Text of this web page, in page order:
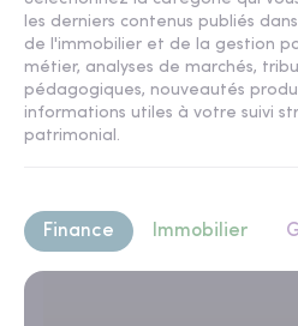
les derniers contenus publiés
de l'immobilier et de la gestion
métier, analyses de marchés,
pédagogiques, nouveautés
informations utiles à votre suivi
patrimonial.
Finance Immobilier